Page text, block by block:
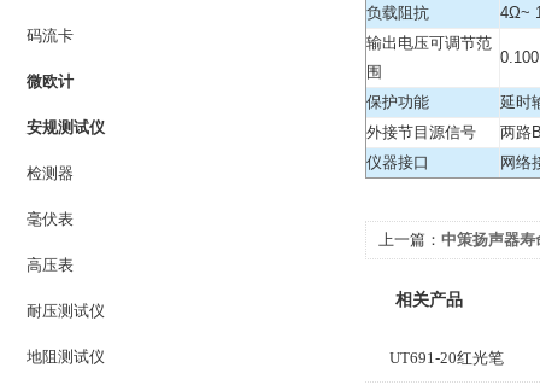
码流卡
微欧计
安规测试仪
检测器
毫伏表
高压表
耐压测试仪
地阻测试仪
负载阻抗
4Ω~
输出电压可调节范
围
保护功能
延时
外接节目源信号
两路
仪器接口
网络
上一篇： 中策扬声器寿
相关产品
UT691-20红光笔